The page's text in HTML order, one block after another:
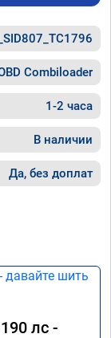
Combiloader
1-2 часа
В наличии
Да, без доплат
лс -